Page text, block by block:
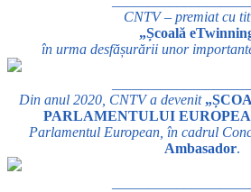
CNTV – premiat cu
„Școală
în urma desfășurării unor
Din anul 2020, CNTV a devenit
PARLAMENTULUI
Parlamentul European, în cadrul
Ambasador.